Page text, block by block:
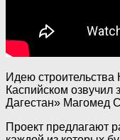
Идею
Каспийском
Дагестан» Магомед
Проект предлагают